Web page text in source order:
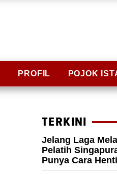
PROFIL POJOK
TERKINI
Jelang Laga
Pelatih
Punya Cara